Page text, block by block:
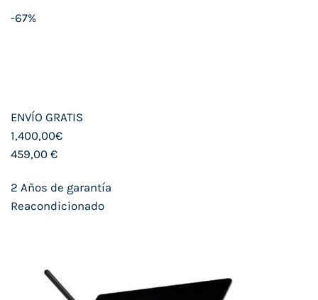
-67%
ENVÍO GRATIS
1,400,00€
459,00 €
2 Años de garantía
Reacondicionado